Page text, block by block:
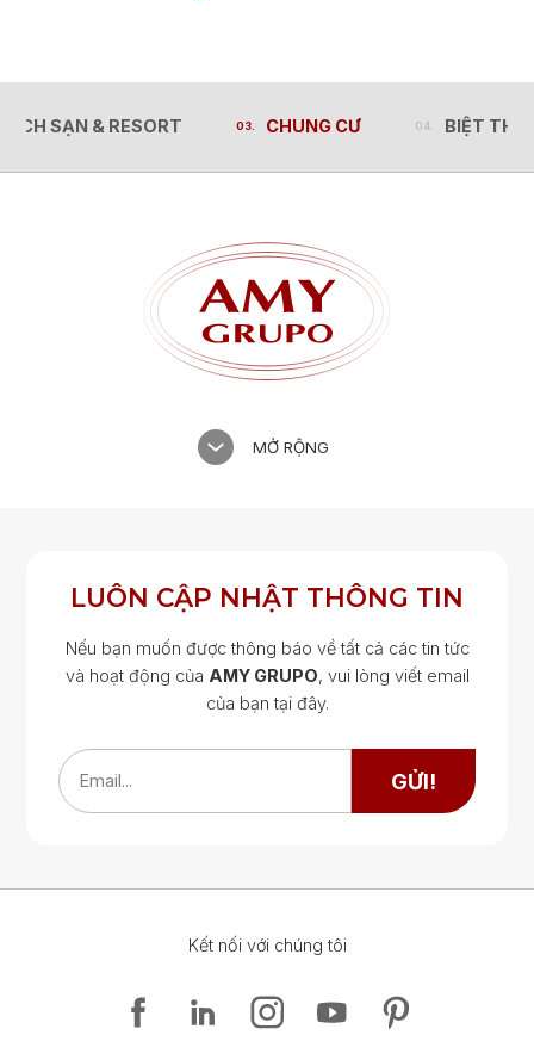
SẠN & RESORT
SẠN & RESORT
CHUNG CƯ
CHUNG CƯ
BIỆT THỰ
BIỆT THỰ
MỞ RỘNG
LUÔN CẬP NHẬT THÔNG TIN
Nếu bạn muốn được thông báo về tất cả các tin tức
và hoạt động của AMY GRUPO, vui lòng viết email
của bạn tại đây.
Email... GỬI!
Kết nối với chúng tôi